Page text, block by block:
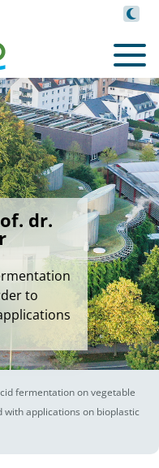
dr.
to
fermentation on vegetable
applications on bioplastic